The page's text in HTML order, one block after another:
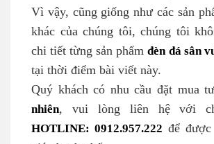
Vì vậy, cũng giống như các sản
khác của chúng tôi, chúng tôi
chi tiết từng sản phẩmđèn đá sân
tại thời điểm bài viết này.
Quý khách có nhu cầu đặt mua
nhiên, vui lòng liên hệ với
HOTLINE: 0912.957.222 để